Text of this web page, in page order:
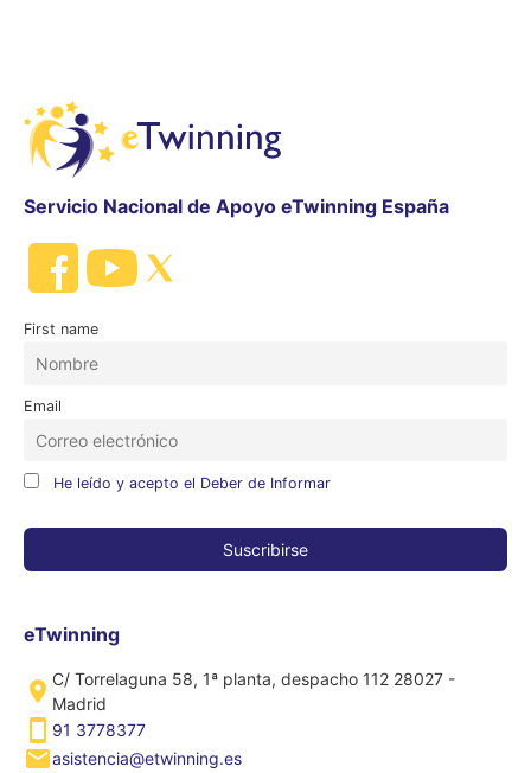
Servicio Nacional de Apoyo eTwinning España
First name
Email
He leído y acepto el Deber de Informar
eTwinning
C/ Torrelaguna 58, 1ª planta, despacho 112 28027 -
Madrid
91 3778377
asistencia@etwinning.es